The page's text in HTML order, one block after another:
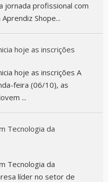
jornada profissional com
Shope...
hoje as inscrições
hoje as inscrições A
feira (06/10), as
...
Tecnologia da
Tecnologia da
líder no setor de